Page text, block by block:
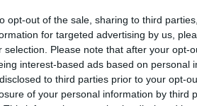
opt-out of the sale, sharing to third
for targeted advertising by us,
selection. Please note that after your opt-
interest-based ads based on personal
to third parties prior to your opt-
of your personal information by third
στα αρχικά του
να επηρεάσει τα
των αεροπορικών
τις διεθνείς